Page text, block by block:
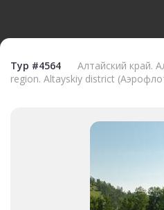
Тур #4564
Алтайский край.
region. Altayskiy district